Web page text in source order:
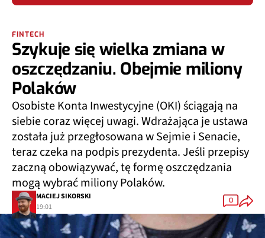
FINTECH
Szykuje się wielka zmiana w
oszczędzaniu. Obejmie miliony
Polaków
Osobiste Konta Inwestycyjne (OKI) ściągają na
siebie coraz więcej uwagi. Wdrażająca je ustawa
została już przegłosowana w Sejmie i Senacie,
teraz czeka na podpis prezydenta. Jeśli przepisy
zaczną obowiązywać, tę formę oszczędzania
mogą wybrać miliony Polaków.
MACIEJ SIKORSKI
19:01
0